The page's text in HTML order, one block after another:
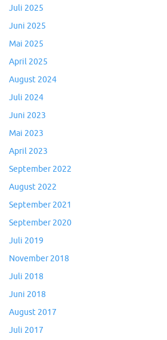
Juli 2025
Juni 2025
Mai 2025
April 2025
August 2024
Juli 2024
Juni 2023
Mai 2023
April 2023
September 2022
August 2022
September 2021
September 2020
Juli 2019
November 2018
Juli 2018
Juni 2018
August 2017
Juli 2017